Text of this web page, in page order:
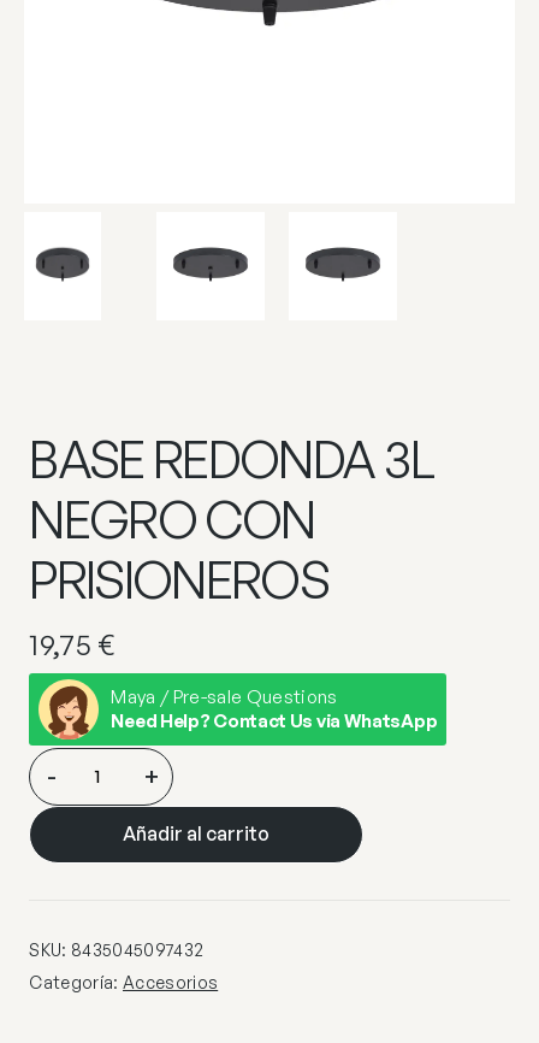
BASE REDONDA 3L
NEGRO CON
PRISIONEROS
19,75 €
Maya / Pre-sale Questions
Need Help? Contact Us via WhatsApp
BASE
REDONDA
3L
NEGRO
cantidad
- +
Añadir al carrito
SKU: 8435045097432
Categoría: Accesorios